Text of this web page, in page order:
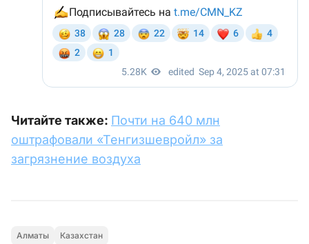
Читайте также: Почти на 640 млн
оштрафовали «Тенгизшевройл» за
загрязнение воздуха
Алматы Казахстан